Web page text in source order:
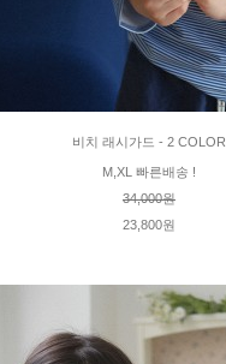
비치 래시가드 - 2 COLOR
M,XL 빠른배송 !
34,000원
23,800원